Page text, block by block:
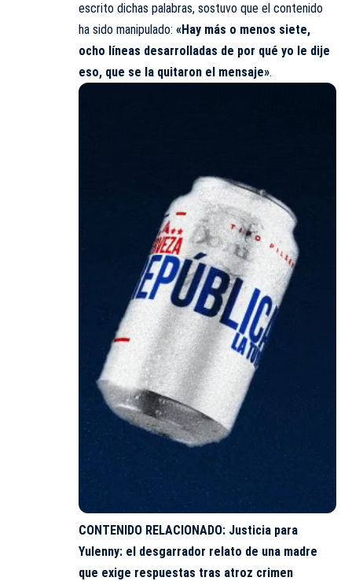
escrito dichas palabras, sostuvo que el contenido
ha sido manipulado: «Hay más o menos siete,
ocho líneas desarrolladas de por qué yo le dije
eso, que se la quitaron el mensaje».
CONTENIDO RELACIONADO: Justicia para
Yulenny: el desgarrador relato de una madre
que exige respuestas tras atroz crimen